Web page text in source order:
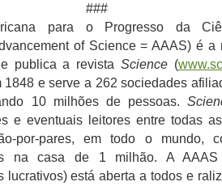
###
para o Progresso da
of Science = AAAS) é a
publica a revistaScience (
e serve a 262 sociedades
10 milhões de pessoas.
e eventuais leitores entre todas
por-pares, em todo o mundo,
na casa de 1 milhão. A
lucrativos) está aberta a todos e